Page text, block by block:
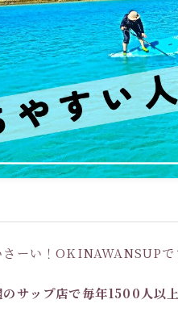
さーい！OKINAWANSUPで
サップ店で毎年1500人以